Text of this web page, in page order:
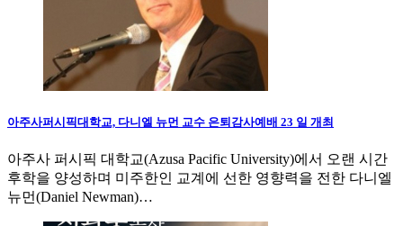
아주사퍼시픽대학교, 다니엘 뉴먼 교수 은퇴감사예배 23 일 개최
아주사 퍼시픽 대학교(Azusa Pacific University)에서 오랜 시간
후학을 양성하며 미주한인 교계에 선한 영향력을 전한 다니엘
뉴먼(Daniel Newman)…